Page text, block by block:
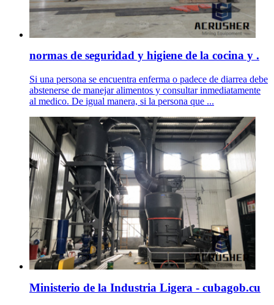
normas de seguridad y higiene de la cocina y .
Si una persona se encuentra enferma o padece de diarrea debe
abstenerse de manejar alimentos y consultar inmediatamente
al medico. De igual manera, si la persona que ...
Ministerio de la Industria Ligera - cubagob.cu